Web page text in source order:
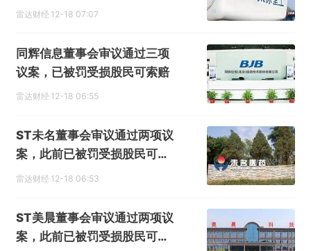
股民可索赔
雷达财经 12-18 07:07
同辉信息董事会审议通过三项
议案，已被罚受损股民可索赔
雷达财经 12-18 06:55
ST未名董事会审议通过两项议
案，此前已被罚受损股民可索
赔
雷达财经 12-18 06:53
ST美晨董事会审议通过两项议
案，此前已被罚受损股民可索